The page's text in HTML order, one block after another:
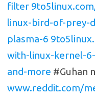
filter
linux-bird-of-prey-
plasma-6
with-linux-kernel-
and-more #Guhan
www.reddit.com/